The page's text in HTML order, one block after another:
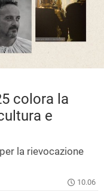
colora la
e
la rievocazione
10.06